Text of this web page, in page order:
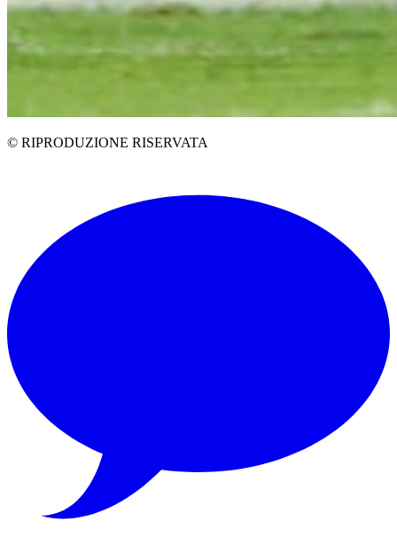
© RIPRODUZIONE RISERVATA